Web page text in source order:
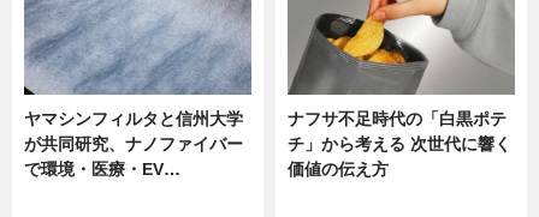
ヤマシンフィルタと信州大学
が共同研究、ナノファイバー
で環境・医療・EV…
ナフサ不足時代の「白黒ポテ
チ」から考える 次世代に響く
価値の伝え方